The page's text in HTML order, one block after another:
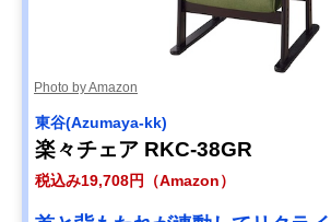
Photo by Amazon
東谷(Azumaya-kk)
楽々チェア RKC-38GR
税込み19,708円（Amazon）